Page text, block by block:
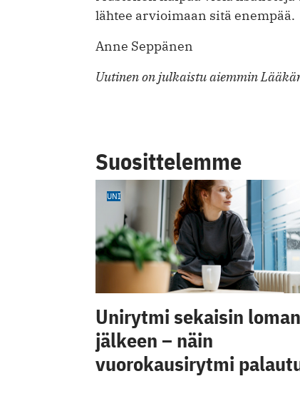
lähtee arvioimaan sitä enempää.
Anne Seppänen
Uutinen on julkaistu aiemmin
Suosittelemme
UNI
Unirytmi sekaisin loman
jälkeen – näin
vuorokausirytmi